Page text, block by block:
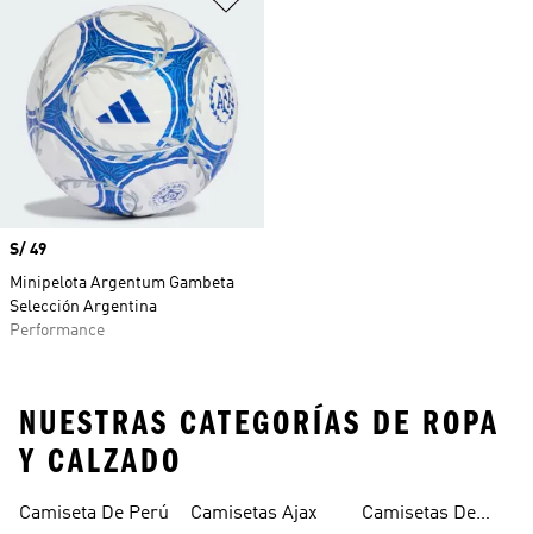
Precio
S/ 49
Minipelota Argentum Gambeta
Selección Argentina
Performance
NUESTRAS CATEGORÍAS DE ROPA
Y CALZADO
Camiseta De Perú Camisetas Ajax
Camisetas De